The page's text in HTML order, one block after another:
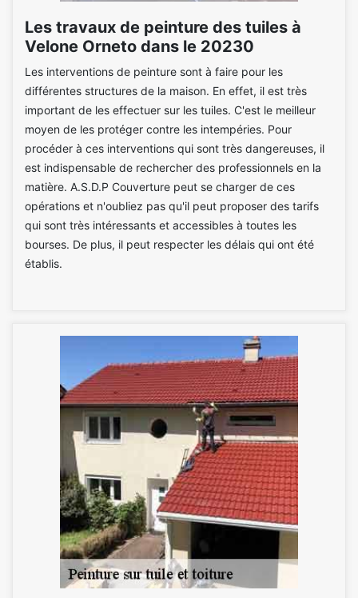
Les travaux de peinture des tuiles à
Velone Orneto dans le 20230
Les interventions de peinture sont à faire pour les
différentes structures de la maison. En effet, il est très
important de les effectuer sur les tuiles. C'est le meilleur
moyen de les protéger contre les intempéries. Pour
procéder à ces interventions qui sont très dangereuses, il
est indispensable de rechercher des professionnels en la
matière. A.S.D.P Couverture peut se charger de ces
opérations et n'oubliez pas qu'il peut proposer des tarifs
qui sont très intéressants et accessibles à toutes les
bourses. De plus, il peut respecter les délais qui ont été
établis.